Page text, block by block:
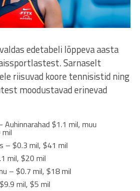
edetabeli lõppeva aasta
Sarnaselt
riisuvad koore tennisistid ning
moodustavad erinevad
Auhinnarahad $1.1 mil, muu
– $0.3 mil, $41 mil
mil, $20 mil
– $0.7 mil, $18 mil
mil, $5 mil